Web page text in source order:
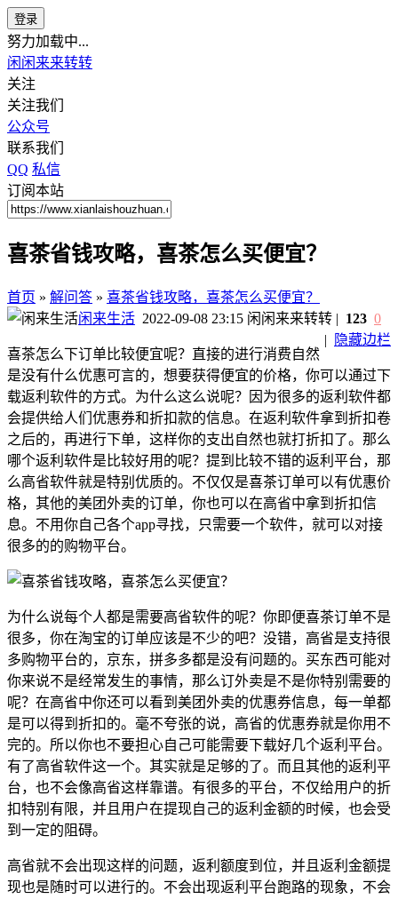
登录
努力加载中...
闲闲来来转转
关注
关注我们
公众号
联系我们
QQ 私信
订阅本站
喜茶省钱攻略，喜茶怎么买便宜？
首页 » 解问答 » 喜茶省钱攻略，喜茶怎么买便宜？
闲来生活 2022-09-08 23:15 闲闲来来转转
|
隐藏边栏
| 123 0
喜茶怎么下订单比较便宜呢？直接的进行消费自然
是没有什么优惠可言的，想要获得便宜的价格，你可以通过下
载返利软件的方式。为什么这么说呢？因为很多的返利软件都
会提供给人们优惠券和折扣款的信息。在返利软件拿到折扣卷
之后的，再进行下单，这样你的支出自然也就打折扣了。那么
哪个返利软件是比较好用的呢？提到比较不错的返利平台，那
么高省软件就是特别优质的。不仅仅是喜茶订单可以有优惠价
格，其他的美团外卖的订单，你也可以在高省中拿到折扣信
息。不用你自己各个app寻找，只需要一个软件，就可以对接
很多的的购物平台。
为什么说每个人都是需要高省软件的呢？你即便喜茶订单不是
很多，你在淘宝的订单应该是不少的吧？没错，高省是支持很
多购物平台的，京东，拼多多都是没有问题的。买东西可能对
你来说不是经常发生的事情，那么订外卖是不是你特别需要的
呢？在高省中你还可以看到美团外卖的优惠券信息，每一单都
是可以得到折扣的。毫不夸张的说，高省的优惠券就是你用不
完的。所以你也不要担心自己可能需要下载好几个返利平台。
有了高省软件这一个。其实就是足够的了。而且其他的返利平
台，也不会像高省这样靠谱。有很多的平台，不仅给用户的折
扣特别有限，并且用户在提现自己的返利金额的时候，也会受
到一定的阻碍。
高省就不会出现这样的问题，返利额度到位，并且返利金额提
现也是随时可以进行的。不会出现返利平台跑路的现象，不会